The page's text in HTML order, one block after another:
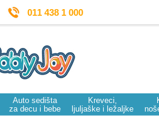
011 438 1 000
Auto sedišta
za decu i bebe
Kreveci,
ljuljaške i ležaljke